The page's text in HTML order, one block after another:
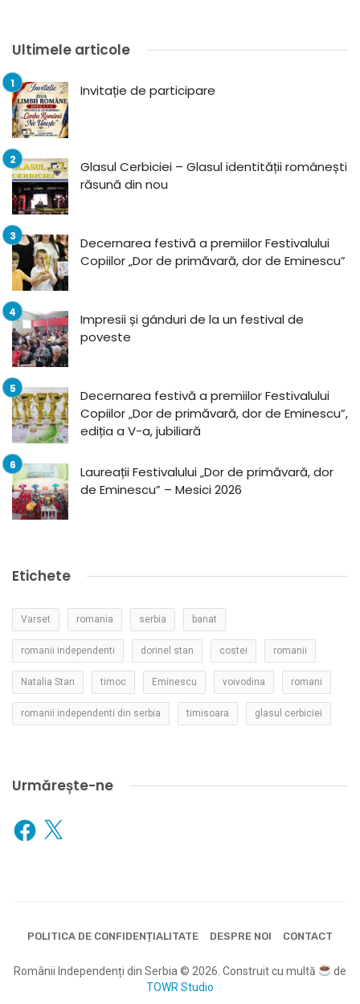
Ultimele articole
Invitație de participare
Glasul Cerbiciei – Glasul identității românești
răsună din nou
Decernarea festivă a premiilor Festivalului
Copiilor „Dor de primăvară, dor de Eminescu”
Impresii și gânduri de la un festival de
poveste
Decernarea festivă a premiilor Festivalului
Copiilor „Dor de primăvară, dor de Eminescu”,
ediția a V-a, jubiliară
Laureații Festivalului „Dor de primăvară, dor
de Eminescu” – Mesici 2026
Etichete
Varset romania serbia banat
romanii independenti dorinel stan costei romanii
Natalia Stan timoc Eminescu voivodina romani
romanii independenti din serbia timisoara glasul cerbiciei
Urmărește-ne
Facebook
X
POLITICA DE CONFIDENȚIALITATE DESPRE NOI CONTACT
Românii Independenți din Serbia © 2026. Construit cu multă
de
TOWR Studio